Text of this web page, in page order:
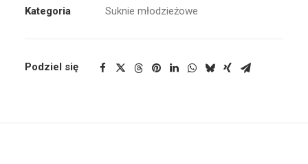
Kategoria Suknie młodzieżowe
Podziel się